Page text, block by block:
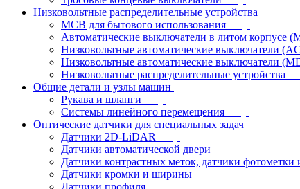
Низковольтные распределительные устройства
MCB для бытового использования
Автоматические выключатели в литом корпусе
Низковольтные автоматические выключатели
Низковольтные автоматические выключатели
Низковольтные распределительные устройства
Общие детали и узлы машин
Рукава и шланги
Системы линейного перемещения
Оптические датчики для специальных задач
Датчики 2D-LiDAR
Датчики автоматической двери
Датчики контрастных меток, датчики фотометки
Датчики кромки и ширины